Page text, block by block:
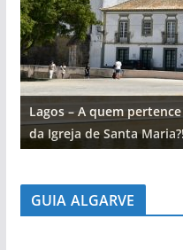
Lagos – A quem
da Igreja de Santa
GUIA ALGARVE